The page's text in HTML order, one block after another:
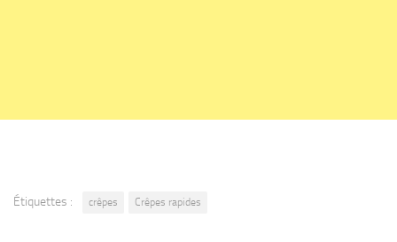
Étiquettes : crêpes Crêpes rapides